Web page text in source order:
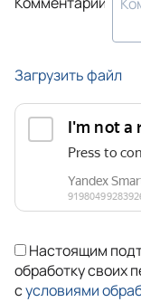
Загрузить файл
Настоящим
обработку своих
сусловиями